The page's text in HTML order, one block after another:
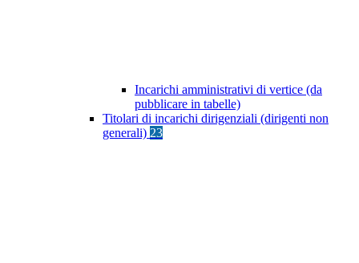
Incarichi amministrativi di vertice (da
pubblicare in tabelle)
Titolari di incarichi dirigenziali (dirigenti non
generali) 23